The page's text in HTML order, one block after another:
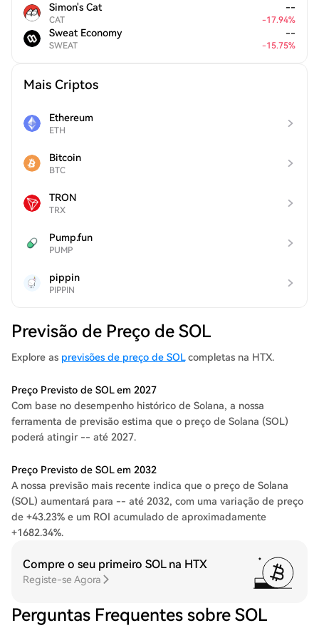
Simon's Cat
CAT
--
-17.94%
Sweat Economy
SWEAT
--
-15.75%
Mais Criptos
Ethereum
ETH
Bitcoin
BTC
TRON
TRX
Pump.fun
PUMP
pippin
PIPPIN
Previsão de Preço de SOL
Explore as previsões de preço de SOLcompletas na HTX.
Preço Previsto de SOL em 2027
Com base no desempenho histórico de Solana, a nossa
ferramenta de previsão estima que o preço de Solana (SOL)
poderá atingir -- até 2027.
Preço Previsto de SOL em 2032
A nossa previsão mais recente indica que o preço de Solana
(SOL) aumentará para -- até 2032, com uma variação de preço
de +43.23% e um ROI acumulado de aproximadamente
+1682.34%.
Compre o seu primeiro SOL na HTX
Registe-se Agora
Perguntas Frequentes sobre SOL